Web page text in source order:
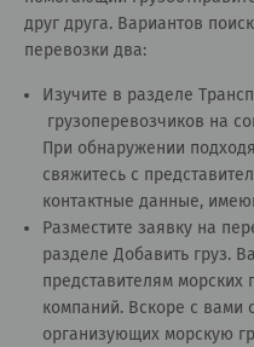
друг друга. Вариантов
перевозки два:
Изучите в разделе
грузоперевозчиков на
При обнаружении
свяжитесь с
контактные данные,
Разместите заявку на
разделе Добавить груз.
представителям морских
компаний. Вскоре с вами
организующих морскую